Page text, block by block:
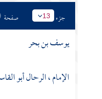
جزء 13 صفحة
يوسف بن بحر
الإمام ، الرحال أبو